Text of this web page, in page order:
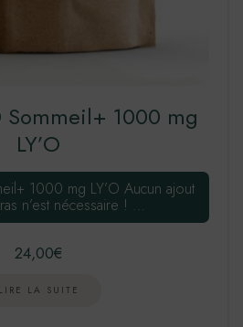
Sommeil+ 1000 mg
LY’O
1000 mg LY’O Aucun ajout
n’est nécessaire ! …
24,00€
LIRE LA SUITE